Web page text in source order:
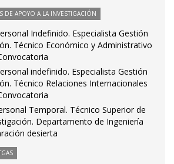
DE APOYO A LA INVESTIGACIÓN
Indefinido. Especialista Gestión
Técnico Económico y Administrativo
indefinido. Especialista Gestión
Técnico Relaciones Internacionales
Temporal. Técnico Superior de
Departamento de Ingeniería
desierta